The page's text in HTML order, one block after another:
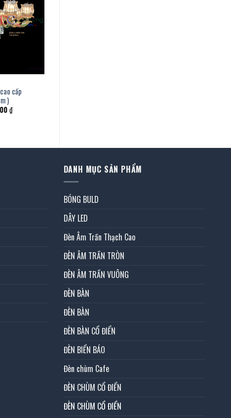
cấp
)
₫Giá
hiện
DANH MỤC SẢN PHẨM
BÓNG BULD
DÂY LED
Đèn Âm Trần Thạch Cao
ĐÈN ÂM TRẦN TRÒN
ĐÈN ÂM TRẦN VUÔNG
ĐÈN BÀN
ĐÈN BÀN
ĐÈN BÀN CỔ ĐIỂN
ĐÈN BIỂN BÁO
Đèn chùm Cafe
ĐÈN CHÙM CỔ ĐIỂN
ĐÈN CHÙM CỔ ĐIỂN